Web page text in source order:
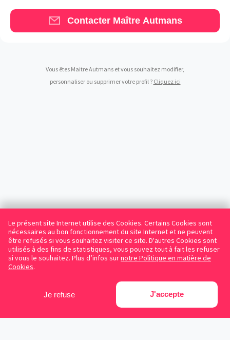
Qui sommes-nous
Le présent site Internet utilise des Cookies. Certains Cookies sont
nécessaires au bon fonctionnement du site Internet et ne peuvent
être refusés si vous souhaitez visiter ce site. D'autres Cookies sont
utilisés à des fins de statistiques, vous pouvez tout à fait les refuser
si vous le souhaitez. Plus d’infos surnotre Politique en matière de
Cookies.
Je refuse J'accepte
Contacter Maître Autmans
Vous êtes Maitre Autmans et vous souhaitez modifier,
personnaliser ou supprimer votre profil ? Cliquez ici